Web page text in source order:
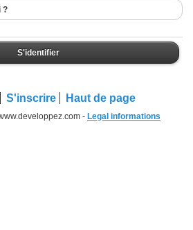
?
S'identifier
S'inscrire Haut de page
- Legal informations